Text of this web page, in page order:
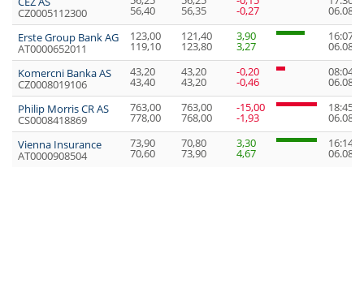
CZ0005112300 56,40 56,35 -0,27
Erste Group Bank AG
AT0000652011
123,00
119,10
121,40
123,80
3,90
3,27
Komercni Banka AS
CZ0008019106
43,20
43,40
43,20
43,20
-0,20
-0,46
Philip Morris CR AS
CS0008418869
763,00
778,00
763,00
768,00
-15,00
-1,93
Vienna Insurance
AT0000908504
73,90
70,60
70,80
73,90
3,30
4,67